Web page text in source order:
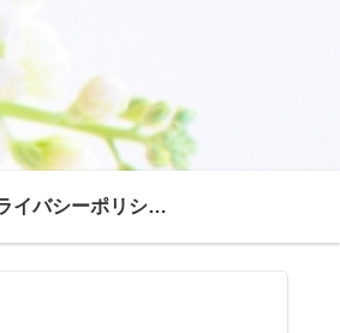
【プライバシーポリシー】